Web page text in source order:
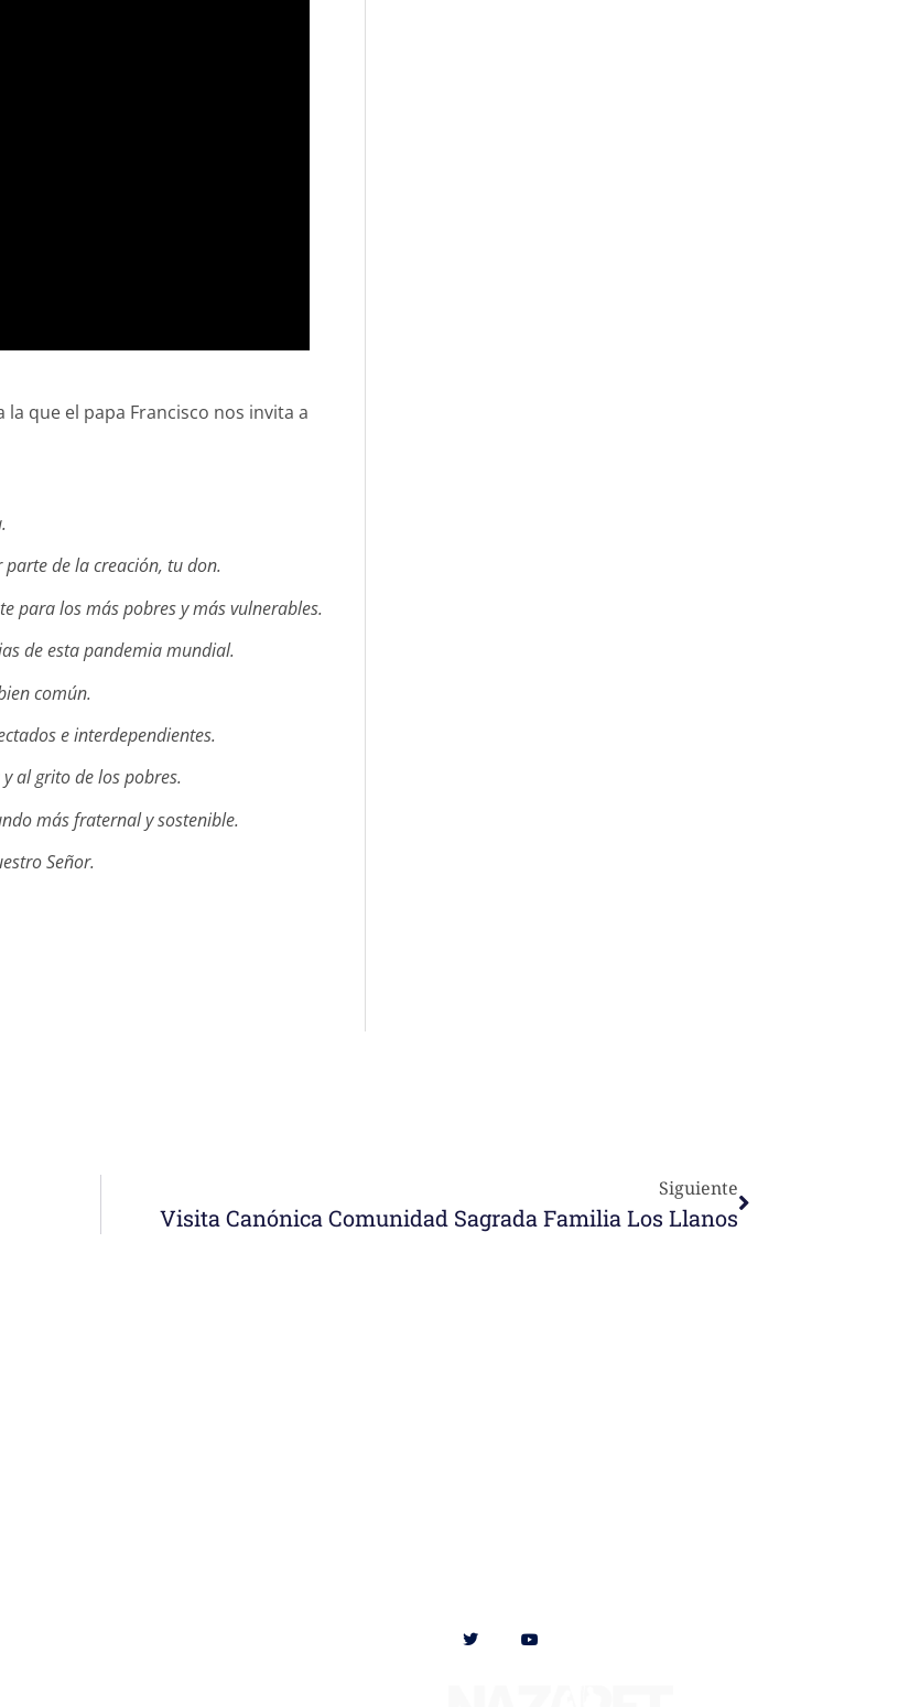
que el papa Francisco nos invita a
de la creación, tu don.
para los más pobres y más vulnerables.
de esta pandemia mundial.
común.
e interdependientes.
al grito de los pobres.
más fraternal y sostenible.
Señor.
Siguiente
Visita Canónica Comunidad Sagrada Familia Los Llanos